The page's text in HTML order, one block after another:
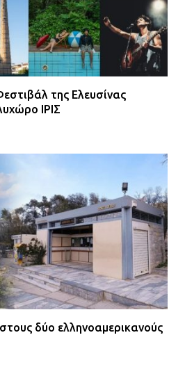
της Ελευσίνας
ΙΡΙΣ
δύο ελληνοαμερικανούς